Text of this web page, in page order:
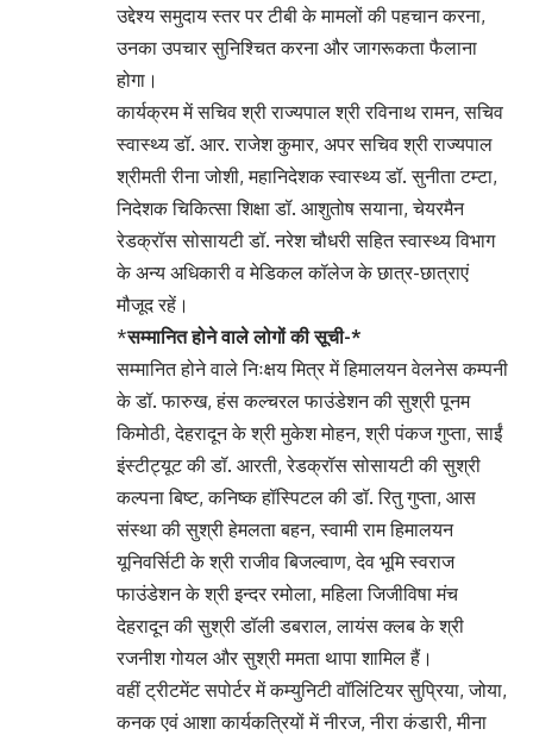
उद्देश्य समुदाय स्तर पर टीबी के मामलों की पहचान करना,
उनका उपचार सुनिश्चित करना और जागरूकता फैलाना
होगा।
कार्यक्रम में सचिव श्री राज्यपाल श्री रविनाथ रामन, सचिव
स्वास्थ्य डॉ. आर. राजेश कुमार, अपर सचिव श्री राज्यपाल
श्रीमती रीना जोशी, महानिदेशक स्वास्थ्य डॉ. सुनीता टम्टा,
निदेशक चिकित्सा शिक्षा डॉ. आशुतोष सयाना, चेयरमैन
रेडक्रॉस सोसायटी डॉ. नरेश चौधरी सहित स्वास्थ्य विभाग
के अन्य अधिकारी व मेडिकल कॉलेज के छात्र-छात्राएं
मौजूद रहें।
*सम्मानित होने वाले लोगों की सूची-*
सम्मानित होने वाले निःक्षय मित्र में हिमालयन वेलनेस कम्पनी
के डॉ. फारुख, हंस कल्चरल फाउंडेशन की सुश्री पूनम
किमोठी, देहरादून के श्री मुकेश मोहन, श्री पंकज गुप्ता, साईं
इंस्टीट्यूट की डॉ. आरती, रेडक्रॉस सोसायटी की सुश्री
कल्पना बिष्ट, कनिष्क हॉस्पिटल की डॉ. रितु गुप्ता, आस
संस्था की सुश्री हेमलता बहन, स्वामी राम हिमालयन
यूनिवर्सिटी के श्री राजीव बिजल्वाण, देव भूमि स्वराज
फाउंडेशन के श्री इन्दर रमोला, महिला जिजीविषा मंच
देहरादून की सुश्री डॉली डबराल, लायंस क्लब के श्री
रजनीश गोयल और सुश्री ममता थापा शामिल हैं।
वहीं ट्रीटमेंट सपोर्टर में कम्युनिटी वॉलिंटियर सुप्रिया, जोया,
कनक एवं आशा कार्यकत्रियों में नीरज, नीरा कंडारी, मीना